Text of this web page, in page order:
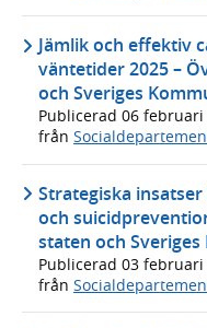
Jämlik och effektiv
väntetider 2025 –
och Sveriges
Publicerad 06 februari
från
Strategiska
och
staten och
Publicerad 03 februari
från